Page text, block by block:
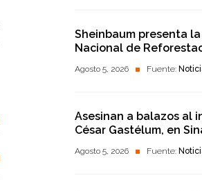
Sheinbaum presenta la
Nacional de
Agosto 5, 2026 Fuente:
Asesinan a balazos al
César Gastélum, en
Agosto 5, 2026 Fuente: